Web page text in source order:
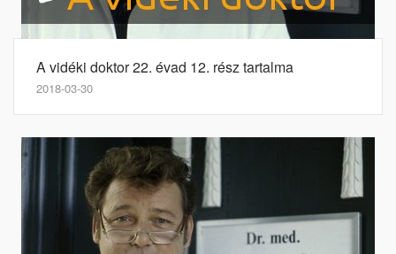
A vidéki doktor 22. évad 12. rész tartalma
2018-03-30